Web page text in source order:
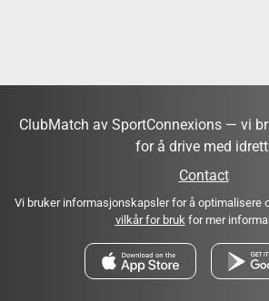
ClubMatch av SportConnexions — vi
for å drive med
Contact
Vi bruker informasjonskapsler for å optimalisere
vilkår for brukfor mer